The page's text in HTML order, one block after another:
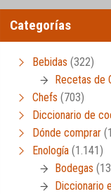
Categorías
Bebidas (322)
Recetas de
Chefs (703)
Diccionario de
Dónde comprar
Enología (1.141)
Bodegas
Diccionario